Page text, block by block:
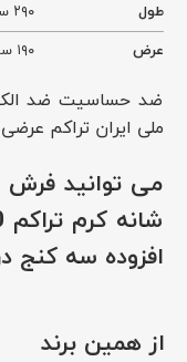
طول
۲۹۰ سانتیمتر
عرض
۱۹۰ سانتیمتر
ملی ایران تراکم عرضی فرش (شانه) :700
می توانید
شانه کرم تراکم 2100
افزوده سه کنج
از همین برند